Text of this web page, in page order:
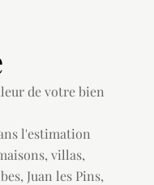
de votre bien
l'estimation
villas,
Juan les Pins,